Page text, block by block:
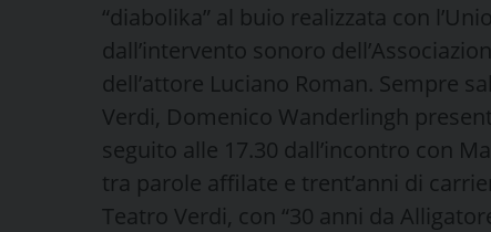
“diabolika” al buio realizzata con
dall’intervento sonoro
dell’attore Luciano Roman. Sempre
Verdi, Domenico Wanderlingh
seguito alle 17.30 dall’incontro con
tra parole affilate e trent’anni di
Teatro Verdi, con “30 anni da